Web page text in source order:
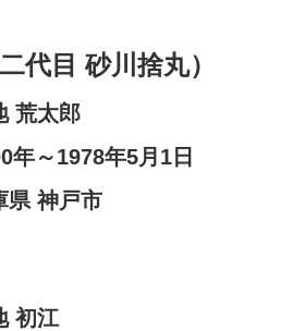
代目 砂川捨丸）
荒太郎
年～1978年5月1日
神戸市
初江